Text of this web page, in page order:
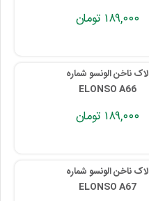
۱۸۹,۰۰۰ تومان
لاک ناخن الونسو شماره
ELONSO A66
۱۸۹,۰۰۰ تومان
لاک ناخن الونسو شماره
ELONSO A67